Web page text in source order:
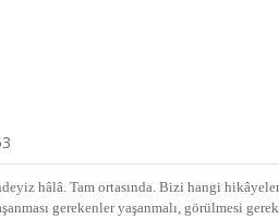
hâlâ. Tam ortasında. Bizi hangi
gerekenler yaşanmalı, görülmesi